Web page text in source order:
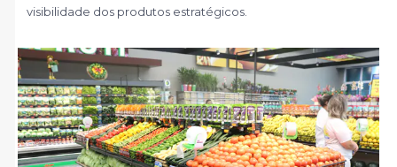
visibilidade dos produtos estratégicos.